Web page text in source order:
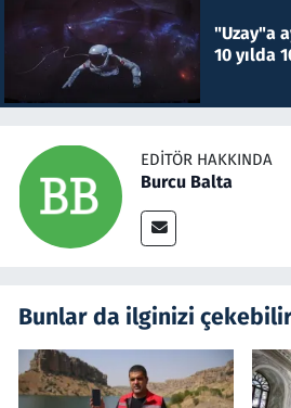
"Uzay"a
10 yılda
EDITÖR HAKKINDA
Burcu Balta
Bunlar da ilginizi